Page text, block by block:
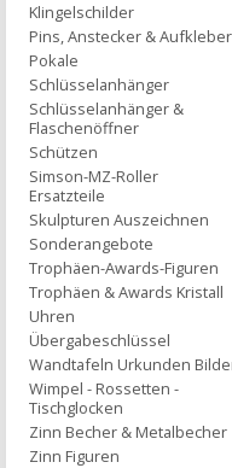
Klingelschilder
Pins, Anstecker & Aufkleber
Pokale
Schlüsselanhänger
Schlüsselanhänger &
Flaschenöffner
Schützen
Simson-MZ-Roller
Ersatzteile
Skulpturen Auszeichnen
Sonderangebote
Trophäen-Awards-Figuren
Trophäen & Awards Kristall
Uhren
Übergabeschlüssel
Wandtafeln Urkunden
Wimpel - Rossetten -
Tischglocken
Zinn Becher & Metalbecher
Zinn Figuren